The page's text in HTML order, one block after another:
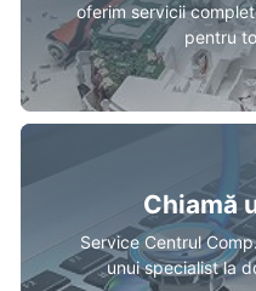
oferim servicii
pentru
Chiamă
Service Centrul
unui specialist la